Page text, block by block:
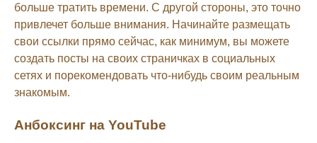
больше тратить времени. С другой стороны, это точно
привлечет больше внимания. Начинайте размещать
свои ссылки прямо сейчас, как минимум, вы можете
создать посты на своих страничках в социальных
сетях и порекомендовать что-нибудь своим реальным
знакомым.
Анбоксинг на YouTube